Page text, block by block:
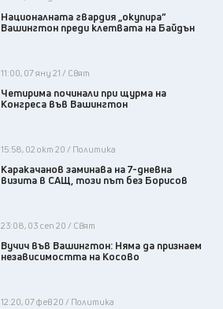
Националната гвардия „окупира“
Вашингтон преди клетвата на Байдън
11:00, 07 яну 21 / Свят
Четирима починали при щурма на
Конгреса във Вашингтон
15:58, 02 окт 20 / Политика
Каракачанов заминава на 7-дневна
визита в САЩ, този път без Борисов
23:08, 03 сеп 20 / Свят
Вучич във Вашингтон: Няма да признаем
независимостта на Косово
12:20, 07 фев 20 / Политика